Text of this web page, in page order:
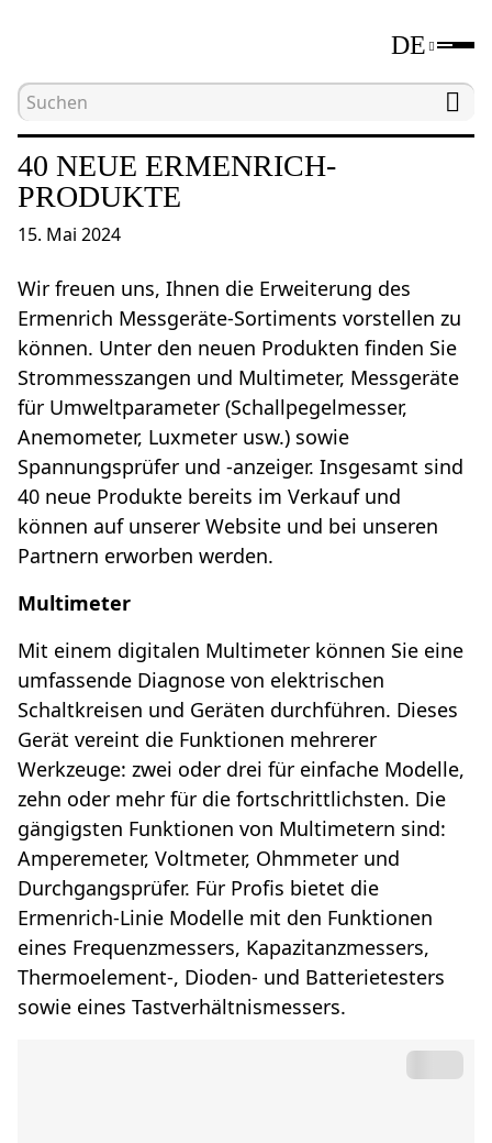
DE
Hauptseite 40 neue Ermenrich-
40 NEUE ERMENRICH-
PRODUKTE
15. Mai 2024
Wir freuen uns, Ihnen die Erweiterung des
Ermenrich Messgeräte-Sortiments vorstellen zu
können. Unter den neuen Produkten finden Sie
Strommesszangen und Multimeter, Messgeräte
für Umweltparameter (Schallpegelmesser,
Anemometer, Luxmeter usw.) sowie
Spannungsprüfer und -anzeiger. Insgesamt sind
40 neue Produkte bereits im Verkauf und
können auf unserer Website und bei unseren
Partnern erworben werden.
Multimeter
Mit einem digitalen Multimeter können Sie eine
umfassende Diagnose von elektrischen
Schaltkreisen und Geräten durchführen. Dieses
Gerät vereint die Funktionen mehrerer
Werkzeuge: zwei oder drei für einfache Modelle,
zehn oder mehr für die fortschrittlichsten. Die
gängigsten Funktionen von Multimetern sind:
Amperemeter, Voltmeter, Ohmmeter und
Durchgangsprüfer. Für Profis bietet die
Ermenrich-Linie Modelle mit den Funktionen
eines Frequenzmessers, Kapazitanzmessers,
Thermoelement-, Dioden- und Batterietesters
sowie eines Tastverhältnismessers.